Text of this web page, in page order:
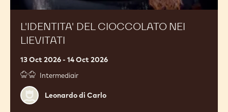
L'IDENTITA' DEL CIOCCOLATO NEI
LIEVITATI
13 Oct 2026 - 14 Oct 2026
Intermediair
Leonardo
di
Leonardo di Carlo